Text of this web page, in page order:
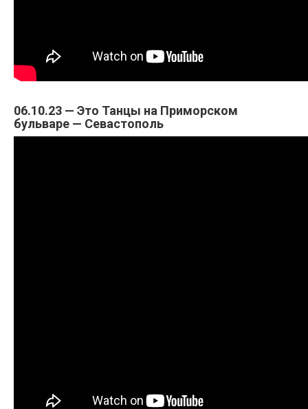
06.10.23 — Это Танцы на Приморском
бульваре — Севастополь